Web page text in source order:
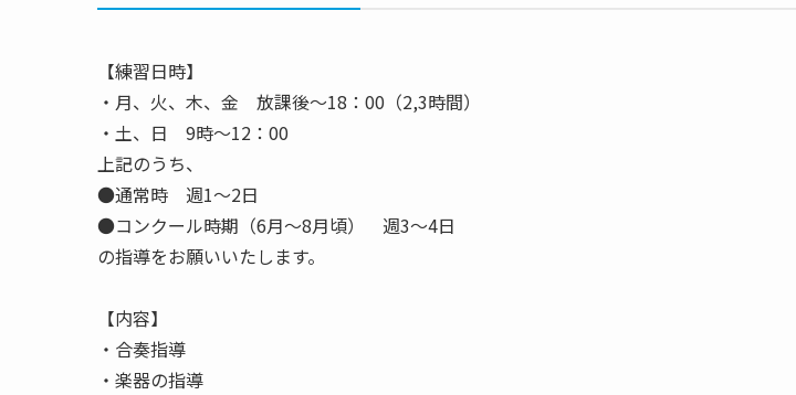
【練習日時】
・月、火、木、金 放課後～18：00（2,3時間）
・土、日 9時～12：00
上記のうち、
●通常時 週1～2日
●コンクール時期（6月～8月頃） 週3～4日
の指導をお願いいたします。
【内容】
・合奏指導
・楽器の指導